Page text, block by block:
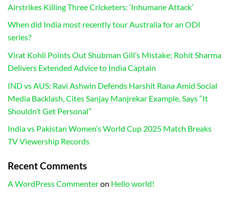
Airstrikes Killing Three Cricketers: ‘Inhumane Attack’
When did India most recently tour Australia for an ODI
series?
Virat Kohli Points Out Shubman Gill’s Mistake; Rohit Sharma
Delivers Extended Advice to India Captain
IND vs AUS: Ravi Ashwin Defends Harshit Rana Amid Social
Media Backlash, Cites Sanjay Manjrekar Example, Says “It
Shouldn’t Get Personal”
India vs Pakistan Women’s World Cup 2025 Match Breaks
TV Viewership Records
Recent Comments
A WordPress Commenteron Hello world!